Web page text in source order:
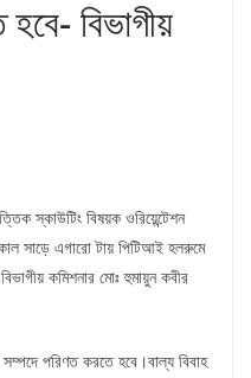
বিভাগীয়
স্কাউটিং বিষয়ক ওরিয়েন্টেশন
সাড়ে এগারো টায় পিটিআই হলরুমে
কমিশনার মােঃ হুমায়ুন কবীর
পরিণত করতে হবে।বাল্য বিবাহ